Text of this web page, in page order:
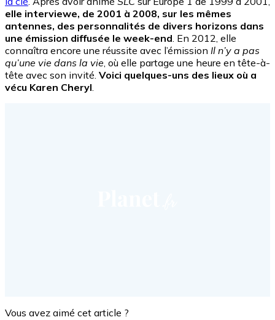
elle interviewe, de 2001 à 2008, sur les mêmes
antennes, des personnalités de divers horizons dans
une émission diffusée le week-end. En 2012, elle
connaîtra encore une réussite avec l’émission Il n’y a pas
qu’une vie dans la vie, où elle partage une heure en tête-à-
tête avec son invité. Voici quelques-uns des lieux où a
vécu Karen Cheryl.
Vous avez aimé cet article ?